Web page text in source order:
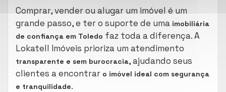
Comprar, vender ou alugar um imóvel é um
grande passo, e ter o suporte de uma imobiliária
de confiança em Toledo faz toda a diferença. A
Lokatell Imóveis prioriza um atendimento
transparente e sem burocracia, ajudando seus
clientes a encontrar o imóvel ideal com segurança
e tranquilidade.